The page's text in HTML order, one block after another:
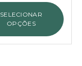
through
€79.95
SELECIONAR
OPÇÕES